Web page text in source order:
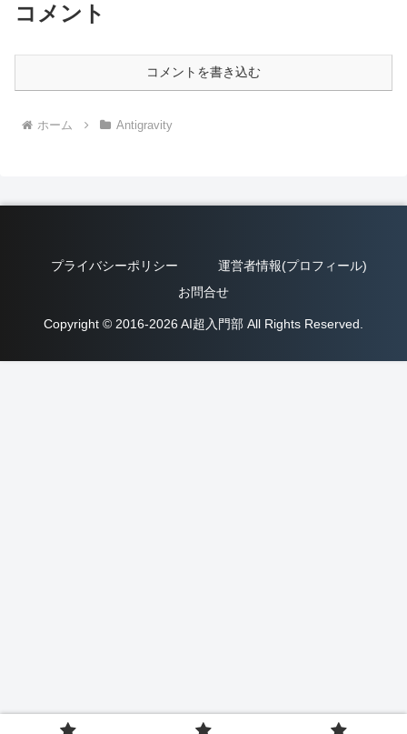
コメント
コメントを書き込む
ホーム Antigravity
プライバシーポリシー
運営者情報(プロフィール)
お問合せ
Copyright © 2016-2026 AI超入門部 All Rights Reserved.